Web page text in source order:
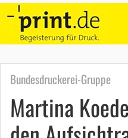
Bundesdruckerei-Gruppe
Martina